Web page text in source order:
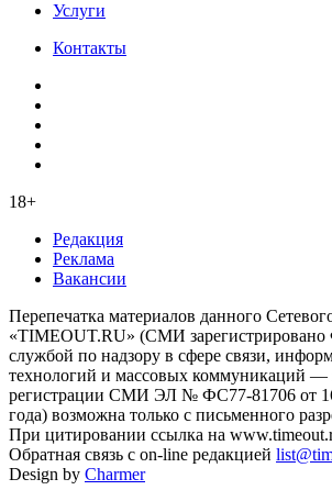
Услуги
Контакты
18+
Редакция
Реклама
Вакансии
Перепечатка материалов данного
«TIMEOUT.RU» (СМИ зарегистрировано
службой по надзору в сфере связи,
технологий и массовых коммуникаций —
регистрации СМИ ЭЛ № ФС77-81706 от 16
года) возможна только с письменного
При цитировании ссылка на
Обратная связь с on-line редакцией
Design by Charmer